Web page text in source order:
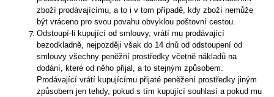
zboží prodávajícímu, a to i v tom případě, kdy zboží nemůže
být vráceno pro svou povahu obvyklou poštovní cestou.
Odstoupí-li kupující od smlouvy, vrátí mu prodávající
bezodkladně, nejpozději však do 14 dnů od odstoupení od
smlouvy všechny peněžní prostředky včetně nákladů na
dodání, které od něho přijal, a to stejným způsobem.
Prodávající vrátí kupujícímu přijaté peněžení prostředky jiným
způsobem jen tehdy, pokud s tím kupující souhlasí a pokud mu